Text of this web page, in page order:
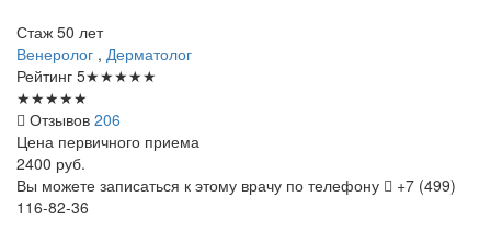
Стаж 50 лет
Венеролог , Дерматолог
Рейтинг 5★★★★★
★★★★★
Отзывов 206
Цена первичного приема
2400 руб.
Вы можете записаться к этому врачу по телефону
+7 (499)
116-82-36